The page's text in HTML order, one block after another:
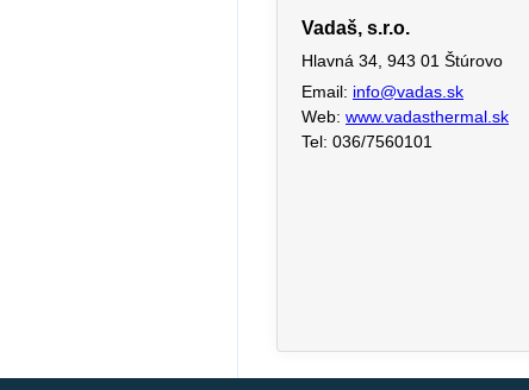
Vadaš, s.r.o.
Hlavná 34, 943 01 Štúrovo
Email: info@vadas.sk
Web: www.vadasthermal.sk
Tel: 036/7560101